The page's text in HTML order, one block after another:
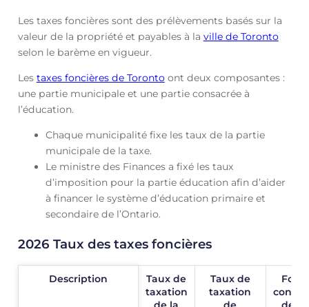
Les taxes foncières sont des prélèvements basés sur la
valeur de la propriété et payables à la ville de Toronto
selon le barème en vigueur.
Les taxes foncières de Torontoont deux composantes :
une partie municipale et une partie consacrée à
l’éducation.
Chaque municipalité fixe les taux de la partie
municipale de la taxe.
Le ministre des Finances a fixé les taux
d’imposition pour la partie éducation afin d’aider
à financer le système d’éducation primaire et
secondaire de l’Ontario.
2026 Taux des taxes foncières
Description
Taux de
taxation
Taux de
taxation
Description